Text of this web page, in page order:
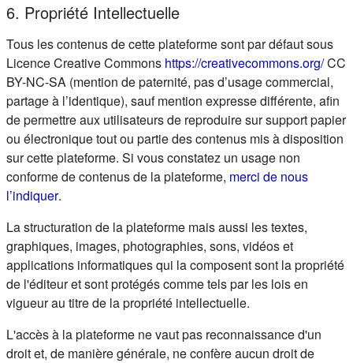
6. Propriété Intellectuelle
Tous les contenus de cette plateforme sont par défaut sous
Licence Creative Commons https://creativecommons.org/CC
BY-NC-SA (mention de paternité, pas d’usage commercial,
partage à l’identique), sauf mention expresse différente, afin
de permettre aux utilisateurs de reproduire sur support papier
ou électronique tout ou partie des contenus mis à disposition
sur cette plateforme. Si vous constatez un usage non
conforme de contenus de la plateforme, merci de nous
l’indiquer(s'ouvre dans un nouvel onglet)
.
La structuration de la plateforme mais aussi les textes,
graphiques, images, photographies, sons, vidéos et
applications informatiques qui la composent sont la propriété
de l'éditeur et sont protégés comme tels par les lois en
vigueur au titre de la propriété intellectuelle.
L'accès à la plateforme ne vaut pas reconnaissance d'un
droit et, de manière générale, ne confère aucun droit de